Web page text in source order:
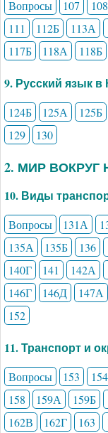
Вопросы 107
111
112Б 113А
117Б
118А 118Б
9. Русский язык в
124Б 125А 125Б
129
130
2. МИР ВОКРУГ
10. Виды
Вопросы 131А
135А
135Б 136
140Г
141 142А
146Г
146Д 147А
152
11. Транспорт и
Вопросы 153
158
159А 159Б
162В
162Г 163